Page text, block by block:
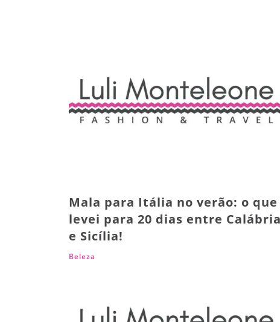
Mala para Itália no verão: o que
levei para 20 dias entre Calábria
e Sicília!
Beleza